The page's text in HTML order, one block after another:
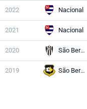
2022 Nacional
2021 Nacional
2020 São Bernardo
2019 São Bernardo